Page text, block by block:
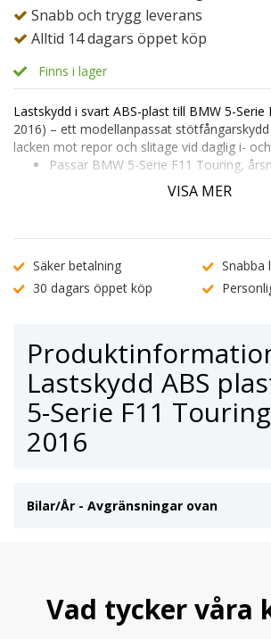
Snabb och trygg leverans
Alltid 14 dagars öppet köp
Finns i lager
Lastskydd i svart ABS-plast till BMW 5-Serie
2016) – ett modellanpassat
lacken mot repor och slitage vid daglig i-
Passar BMW 5-Serie F11 Touring,
Tålig och UV-beständig ABS-plast
Enkel montering med förmonterad
Ange ditt registreringsnummer (ABC 123)
passform. Vid minsta osäkerhet, kontakta
VISA MER
Säker betalning
Snabba
30 dagars öppet köp
Lastskydd ABS
5-Serie F11
2016
Bilar/År - Avgränsningar ovan
Vad tycker våra